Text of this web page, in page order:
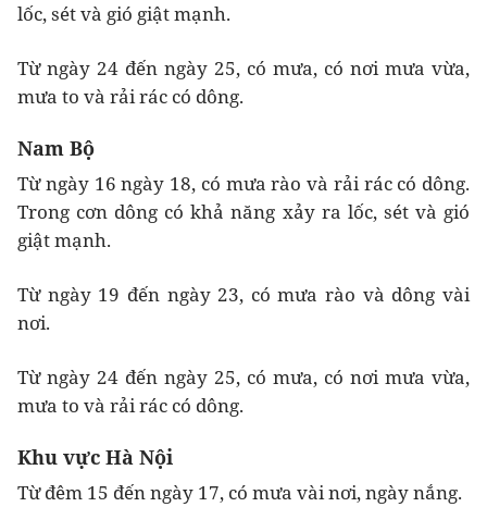
lốc, sét và gió giật mạnh.
Từ ngày 24 đến ngày 25, có mưa, có nơi mưa vừa,
mưa to và rải rác có dông.
Nam Bộ
Từ ngày 16 ngày 18, có mưa rào và rải rác có dông.
Trong cơn dông có khả năng xảy ra lốc, sét và gió
giật mạnh.
Từ ngày 19 đến ngày 23, có mưa rào và dông vài
nơi.
Từ ngày 24 đến ngày 25, có mưa, có nơi mưa vừa,
mưa to và rải rác có dông.
Khu vực Hà Nội
Từ đêm 15 đến ngày 17, có mưa vài nơi, ngày nắng.